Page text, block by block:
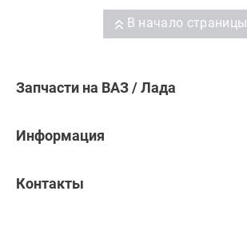
В начало страницы
Запчасти на ВАЗ / Лада
Информация
Контакты